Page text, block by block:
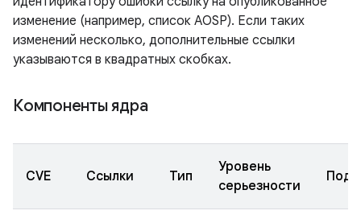
изменение (например, список AOSP). Если таких
изменений несколько, дополнительные ссылки
указываются в квадратных скобках.
Компоненты ядра
CVE Ссылки Тип
Уровень
серьезности